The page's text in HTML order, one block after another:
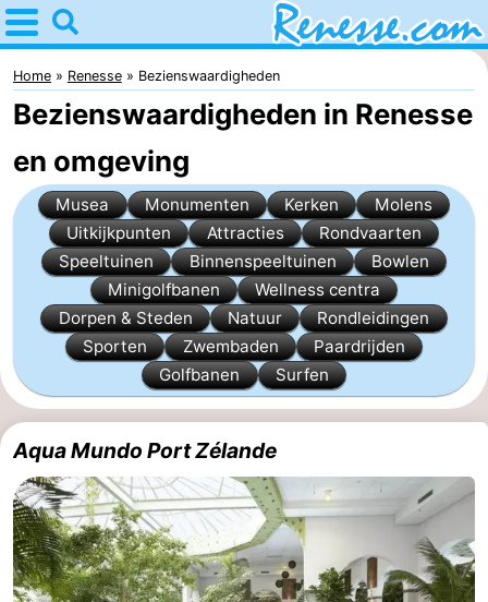
Home
Renesse
Tips
Voor
kinderen
Overnachten
Appartementen
Port
Greve
-
Zeeuwse
Kust
Bed
breakfasts)
Campings
Hotels
Vakantiehuizen
Home Renesse Bezienswaardigheden
Bezienswaardigheden in Renesse
en omgeving
Musea Monumenten Kerken
Molens
Uitkijkpunten
Attracties
Rondvaarten
Speeltuinen
Binnenspeeltuinen
Bowlen
Minigolfbanen
Wellness centra
Dorpen & Steden
Natuur
Rondleidingen
Sporten
Zwembaden
Paardrijden
Golfbanen
Surfen
Aqua Mundo Port Zélande